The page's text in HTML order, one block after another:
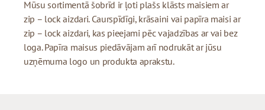
Mūsu sortimentā šobrīd ir ļoti plašs klāsts maisiem ar
zip – lock aizdari. Caurspīdīgi, krāsaini vai papīra maisi ar
zip – lock aizdari, kas pieejami pēc vajadzības ar vai bez
loga. Papīra maisus piedāvājam arī nodrukāt ar jūsu
uzņēmuma logo un produkta aprakstu.